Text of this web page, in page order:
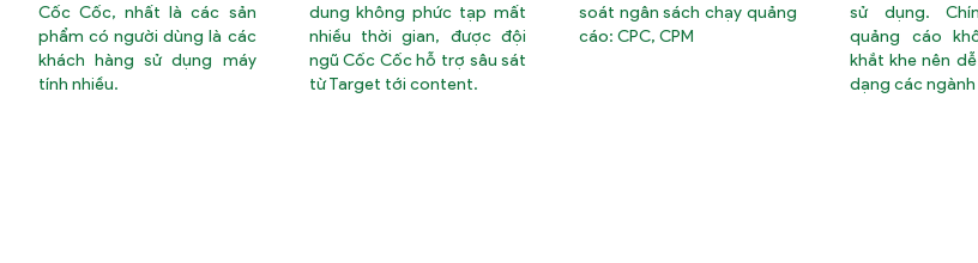
Cốc Cốc, nhất là các sản
phẩm có người dùng là các
khách hàng sử dụng máy
tính nhiều.
dung không phức tạp mất
nhiều thời gian, được đội
ngũ Cốc Cốc hỗ trợ sâu sát
từ Target tới content.
soát ngân sách chạy quảng
cáo: CPC, CPM
sử dụng.
quảng cáo
khắt khe nên
dạng các ngành